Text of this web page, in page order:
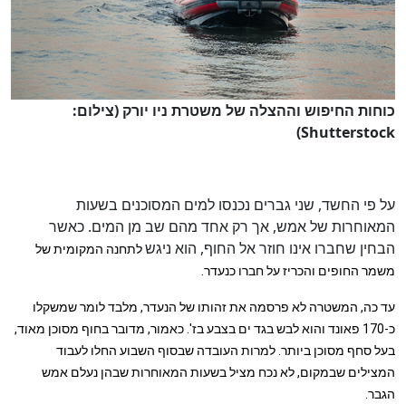
Shutterstock)
על פי החשד, שני גברים נכנסו למים המסוכנים בשעות
המאוחרות של אמש, אך רק אחד מהם שב מן המים. כאשר
הבחין שחברו אינו חוזר אל החוף, הוא ניגשלתחנה המקומית של
משמר החופים והכריז על חברו כנעדר.
עד כה, המשטרה לא פרסמה את זהותו של הנעדר, מלבד לומר שמשקלו
כ-170 פאונד והוא לבש בגד ים בצבע בז'. כאמור, מדובר בחוף מסוכן מאוד,
בעל סחף מסוכן ביותר. למרות העובדה שבסוף השבוע החלו לעבוד
המצילים שבמקום, לא נכח מציל בשעות המאוחרות שבהן נעלם אמש
הגבר.